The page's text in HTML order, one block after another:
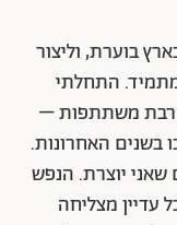
בוערת, וליצור
התחלתי
רבת משתתפות –
האחרונות.
שאני יוצרת. הנפש
מצליחה